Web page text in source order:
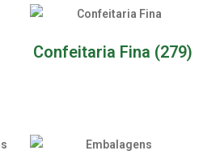
Confeitaria Fina (279)